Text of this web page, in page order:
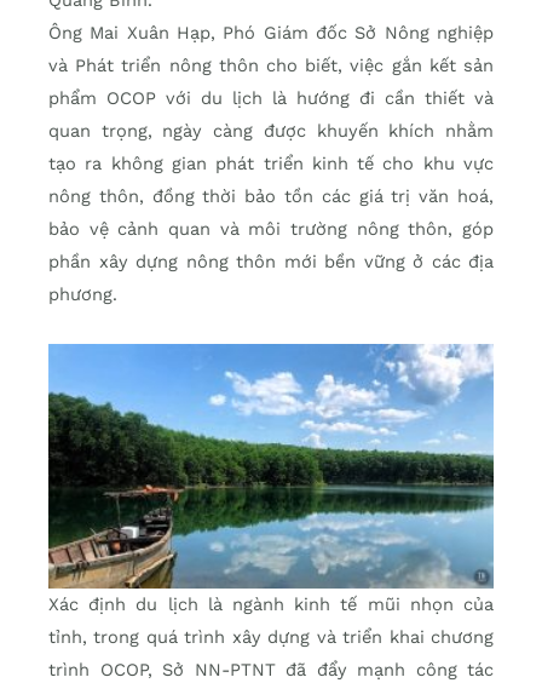
Ông Mai Xuân Hạp, Phó Giám đốc Sở Nông nghiệp
và Phát triển nông thôn cho biết, việc gắn kết sản
phẩm OCOP với du lịch là hướng đi cần thiết và
quan trọng, ngày càng được khuyến khích nhằm
tạo ra không gian phát triển kinh tế cho khu vực
nông thôn, đồng thời bảo tồn các giá trị văn hoá,
bảo vệ cảnh quan và môi trường nông thôn, góp
phần xây dựng nông thôn mới bền vững ở các địa
phương.
Xác định du lịch là ngành kinh tế mũi nhọn của
tỉnh, trong quá trình xây dựng và triển khai chương
trình OCOP, Sở NN-PTNT đã đẩy mạnh công tác